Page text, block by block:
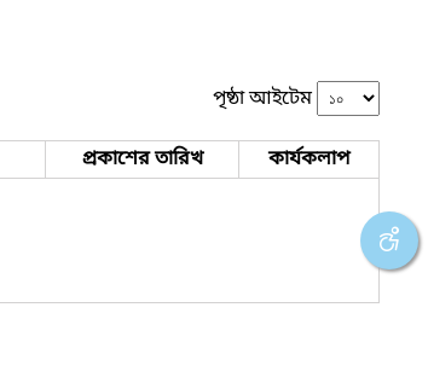
পৃষ্ঠা আইটেম
প্রকাশের তারিখ কার্যকলাপ